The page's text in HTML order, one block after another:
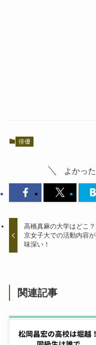
俳優
よかっ
高橋真麻の大学はどこ
京女子大での活動内容
味深い！
関連記事